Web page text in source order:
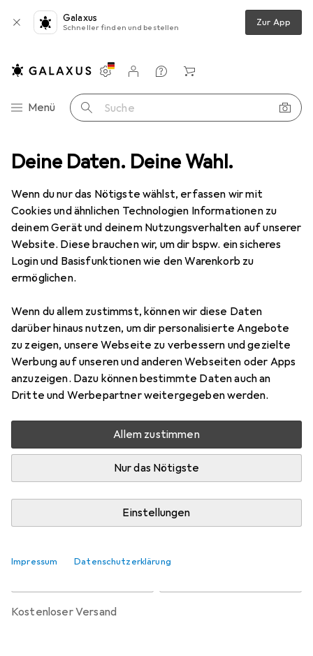
Deine Daten. Deine Wahl.
Wenn du nur das Nötigste wählst, erfassen wir mit
Cookies und ähnlichen Technologien Informationen zu
deinem Gerät und deinem Nutzungsverhalten auf unserer
Website. Diese brauchen wir, um dir bspw. ein sicheres
Login und Basisfunktionen wie den Warenkorb zu
ermöglichen.
Wenn du allem zustimmst, können wir diese Daten
darüber hinaus nutzen, um dir personalisierte Angebote
zu zeigen, unsere Webseite zu verbessern und gezielte
Werbung auf unseren und anderen Webseiten oder Apps
anzuzeigen. Dazu können bestimmte Daten auch an
Dritte und Werbepartner weitergegeben werden.
Allem zustimmen
Nur das Nötigste
Einstellungen
Impressum Datenschutzerklärung
Galaxus
Schneller finden und bestellen Zur App
Navigation nach Kategorien
Menü Suche
Einstellungen
Kundenkonto
Vergleichslisten
Merklisten
Warenkorb
Kinderstuhl + Kindertisch Roba Kindertruhenbank
8 Bilder
Roba Kindertruhenbank
Preis in EUR inkl. MwSt.
EUR
64,91
2
Bewertungen
Zwischen Mi, 26.8. und Fr, 11.9. geliefert
Mehr als 10 Stück an Lager beim Lieferanten
Benachrichtigen, wenn schneller verfügbar
Lieferort angeben für genaue Lieferzeit
kostenloser Versand